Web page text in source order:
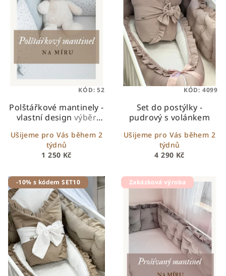
Polštářkové mantinely -
vlastní design výběr
1 250 Kč
Ušijeme pro Vás během 2
týdnů
KÓD:52
Set do postýlky -
pudrový s volánkem
4 290 Kč
Ušijeme pro Vás během 2
týdnů
KÓD: 4099
-10% s kódem SET10 Zakázková výroba